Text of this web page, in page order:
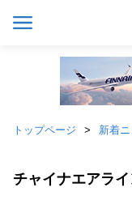
トップページ 新着
チャイナエアラ